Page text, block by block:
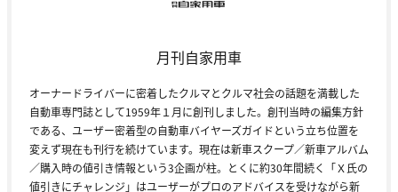
月刊自家用車
オーナードライバーに密着したクルマとクルマ社会の話題を満載した
自動車専門誌として1959年１月に創刊しました。創刊当時の編集方針
である、ユーザー密着型の自動車バイヤーズガイドという立ち位置を
変えず現在も刊行を続けています。現在は新車スクープ／新車アルバム
／購入時の値引き情報という3企画が柱。とくに約30年間続く「Ｘ氏の
値引きにチャレンジ」はユーザーがプロのアドバイスを受けながら新